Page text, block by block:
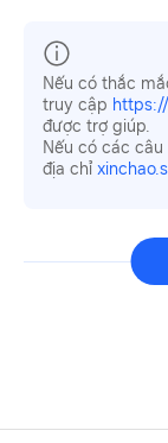
Nếu có thắc
truy cập
được trợ giúp.
Nếu có các
địa chỉ